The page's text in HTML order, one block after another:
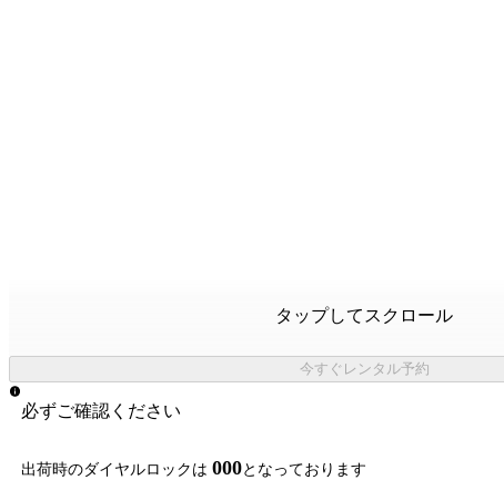
タップしてスクロール
今すぐレンタル予約
必ずご確認ください
出荷時のダイヤルロックは000となっております